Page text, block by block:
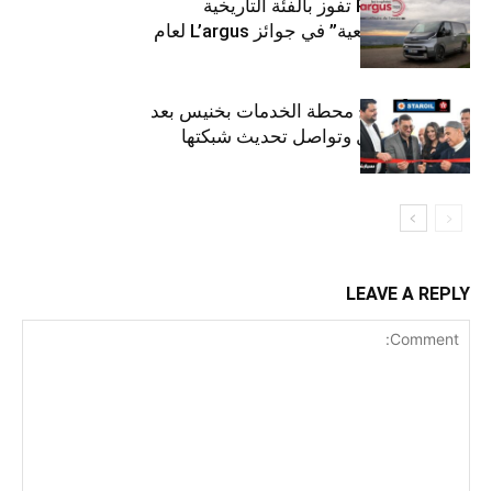
كيا PV5 Cargo تفوز بالفئة التاريخية
“للمركبات النفعية” في جوائز L’argus لعام
2026
ستارأويل تفتتح محطة الخدمات بخنيس بعد
تجديدهابالكامل وتواصل تحديث شبكتها
LEAVE A REPLY